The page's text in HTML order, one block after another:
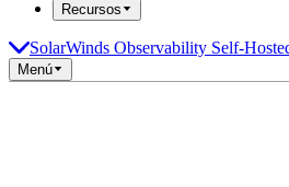
Recursos
SolarWinds Observability Self-
Menú